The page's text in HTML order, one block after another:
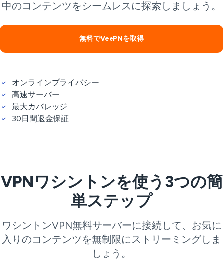
中のコンテンツをシームレスに探索しましょう。
無料でVeePNを取得
オンラインプライバシー
高速サーバー
最大カバレッジ
30日間返金保証
VPNワシントンを使う3つの簡
単ステップ
ワシントンVPN無料サーバーに接続して、お気に
入りのコンテンツを無制限にストリーミングしま
しょう。